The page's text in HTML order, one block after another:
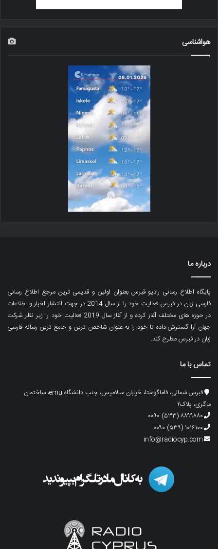
هواشناسی
درباره ما
پایگاه اطلاع رسانی رادیو قبرس بعنوان اولین و قدیمی ترین مرجع اطلاع رسانی
فارسی زبان در قبرس فعالیت خود را از سال 2014 در جهت انتشار اخبار و اطلاعات
در حوزه های مختلف آغاز کرده و از آغاز سال 2019 فعالیت خود را زیر نظر شرکت
جهان آرا گسترش داده تا خود را به عنوان شاخص ترین و جامع ترین رسانه فارسی
زبان در قبرس مطرح کند.
تماس با ما
قبرس شمالی، فاماگوستا، خیابان سالامیس، جنب دانشگاه emu، ساختمان
ماگری، پلاک۲
۸۸۹۹۸۸۰ (۵۳۳) ۰۰۹۰
۱۰۱۶۱۰۰ (۵۳۹) ۰۰۹۰
info@radiocyp.com